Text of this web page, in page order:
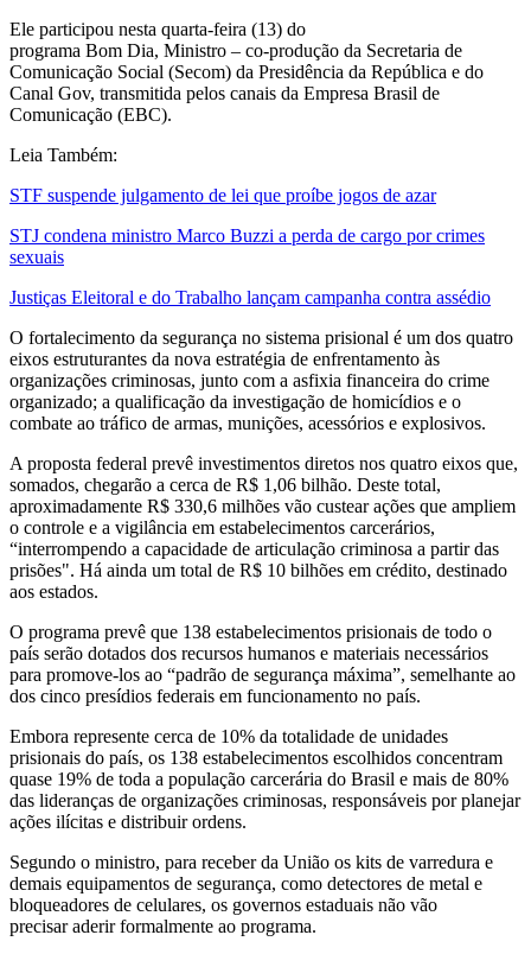
Ele participou nesta quarta-feira (13) do
programa Bom Dia, Ministro – co-produção da Secretaria de
Comunicação Social (Secom) da Presidência da República e do
Canal Gov, transmitida pelos canais da Empresa Brasil de
Comunicação (EBC).
Leia Também:
STF suspende julgamento de lei que proíbe jogos de azar
STJ condena ministro Marco Buzzi a perda de cargo por crimes
sexuais
Justiças Eleitoral e do Trabalho lançam campanha contra assédio
O fortalecimento da segurança no sistema prisional é um dos quatro
eixos estruturantes da nova estratégia de enfrentamento às
organizações criminosas, junto com a asfixia financeira do crime
organizado; a qualificação da investigação de homicídios e o
combate ao tráfico de armas, munições, acessórios e explosivos.
A proposta federal prevê investimentos diretos nos quatro eixos que,
somados, chegarão a cerca de R$ 1,06 bilhão. Deste total,
aproximadamente R$ 330,6 milhões vão custear ações que ampliem
o controle e a vigilância em estabelecimentos carcerários,
“interrompendo a capacidade de articulação criminosa a partir das
prisões". Há ainda um total de R$ 10 bilhões em crédito, destinado
aos estados.
O programa prevê que 138 estabelecimentos prisionais de todo o
país serão dotados dos recursos humanos e materiais necessários
para promove-los ao “padrão de segurança máxima”, semelhante ao
dos cinco presídios federais em funcionamento no país.
Embora represente cerca de 10% da totalidade de unidades
prisionais do país, os 138 estabelecimentos escolhidos concentram
quase 19% de toda a população carcerária do Brasil e mais de 80%
das lideranças de organizações criminosas, responsáveis por planejar
ações ilícitas e distribuir ordens.
Segundo o ministro, para receber da União os kits de varredura e
demais equipamentos de segurança, como detectores de metal e
bloqueadores de celulares, os governos estaduais não vão
precisar aderir formalmente ao programa.